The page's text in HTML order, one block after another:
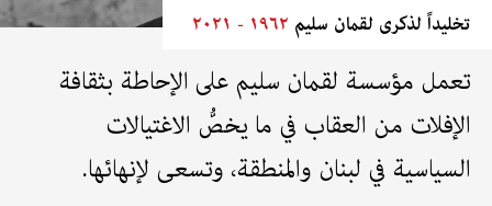
تخليداً لذكرى لقمان سليم ١٩٦٢ - ٢٠٢١
تعمل مؤسسة لقمان سليم على الإحاطة بثقافة
الإفلات من العقاب في ما يخصُّ الاغتيالات
السياسية في لبنان والمنطقة، وتسعى لإنهائها.